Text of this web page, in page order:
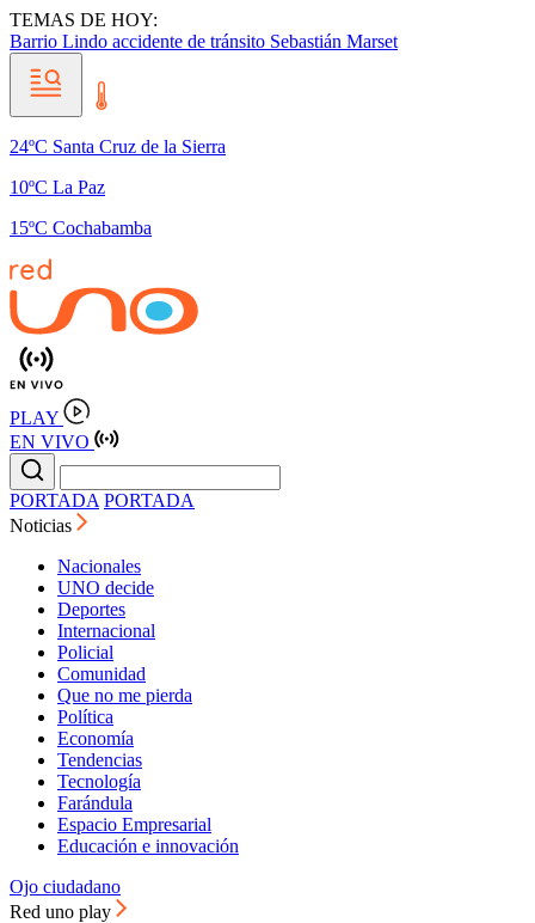
TEMAS DE HOY:
Barrio Lindo accidente de tránsito Sebastián Marset
24ºC Santa Cruz de la Sierra
10ºC La Paz
15ºC Cochabamba
PLAY
EN VIVO
PORTADA PORTADA
Noticias
Nacionales
UNO decide
Deportes
Internacional
Policial
Comunidad
Que no me pierda
Política
Economía
Tendencias
Tecnología
Farándula
Espacio Empresarial
Educación e innovación
Ojo ciudadano
Red uno play